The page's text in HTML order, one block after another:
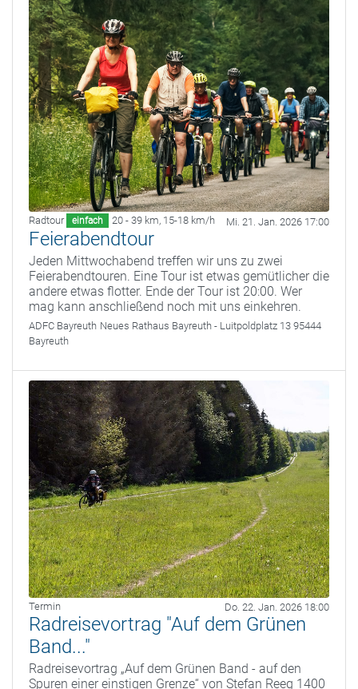
Radtour einfach 20 - 39 km, 15-18 km/h Mi. 21. Jan. 2026 17:00
Feierabendtour
Jeden Mittwochabend treffen wir uns zu zwei
Feierabendtouren. Eine Tour ist etwas gemütlicher die
andere etwas flotter. Ende der Tour ist 20:00. Wer
mag kann anschließend noch mit uns einkehren.
ADFC Bayreuth Neues Rathaus Bayreuth - Luitpoldplatz 13 95444
Bayreuth
Termin Do. 22. Jan. 2026 18:00
Radreisevortrag "Auf dem Grünen
Band..."
Radreisevortrag „Auf dem Grünen Band - auf den
Spuren einer einstigen Grenze“ von Stefan Reeg 1400